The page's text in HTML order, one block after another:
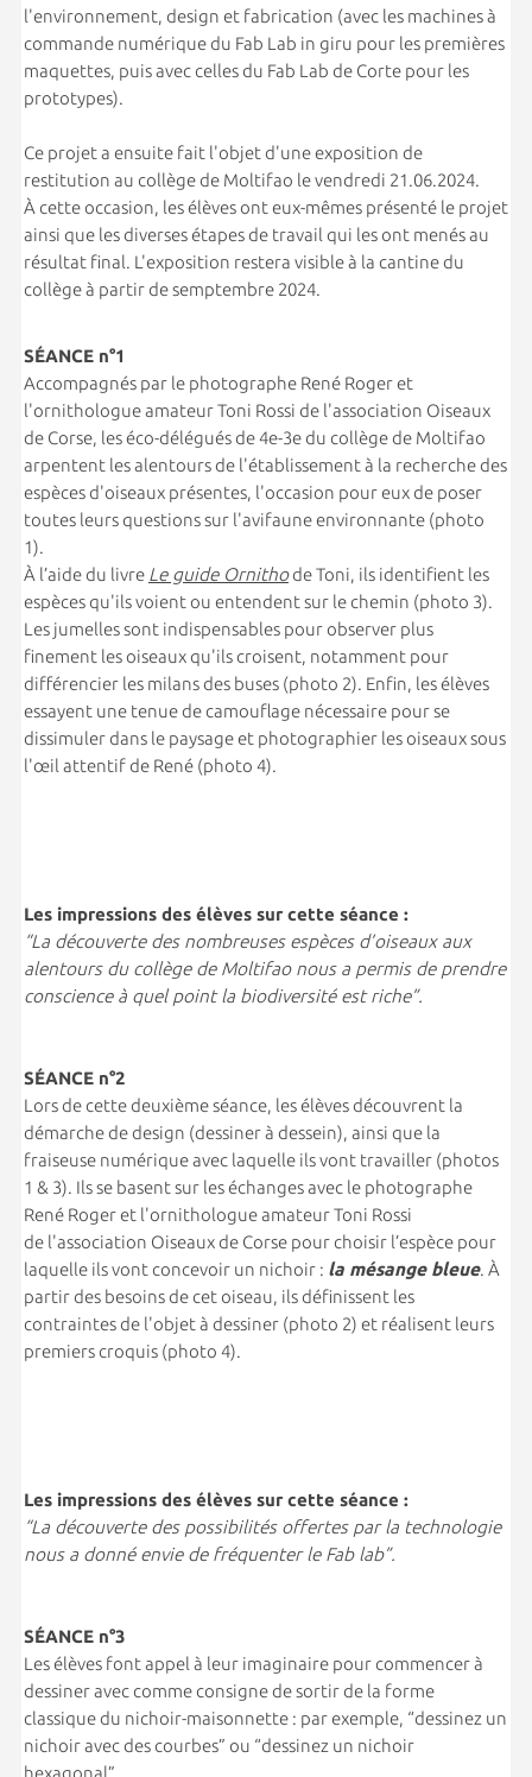
l'environnement, design et fabrication (avec les machines à
commande numérique du Fab Lab in giru pour les premières
maquettes, puis avec celles du Fab Lab de Corte pour les
prototypes).
Ce projet a ensuite fait l'objet d'une exposition de
restitution au collège de Moltifao le vendredi 21.06.2024.
À cette occasion, les élèves ont eux-mêmes présenté le projet
ainsi que les diverses étapes de travail qui les ont menés au
résultat final. L'exposition restera visible à la cantine du
collège à partir de semptembre 2024.
SÉANCE n°1
Accompagnés par le photographe René Roger et
l'ornithologue amateur Toni Rossi de l'association Oiseaux
de Corse, les éco-délégués de 4e-3e du collège de Moltifao
arpentent les alentours de l'établissement à la recherche des
espèces d'oiseaux présentes, l'occasion pour eux de poser
toutes leurs questions sur l'avifaune environnante (photo
1).
À l’aide du livre Le guide Ornithode Toni, ils identifient les
espèces qu'ils voient ou entendent sur le chemin (photo 3).
Les jumelles sont indispensables pour observer plus
finement les oiseaux qu'ils croisent, notamment pour
différencier les milans des buses (photo 2). Enfin, les élèves
essayent une tenue de camouflage nécessaire pour se
dissimuler dans le paysage et photographier les oiseaux sous
l'œil attentif de René (photo 4).
Les impressions des élèves sur cette séance :
“La découverte des nombreuses espèces d’oiseaux aux
alentours du collège de Moltifao nous a permis de prendre
conscience à quel point la biodiversité est riche”.
SÉANCE n°2
Lors de cette deuxième séance, les élèves découvrent la
démarche de design (dessiner à dessein), ainsi que la
fraiseuse numérique avec laquelle ils vont travailler (photos
1 & 3). Ils se basent sur les échanges avec le photographe
René Roger et l'ornithologue amateur Toni Rossi
de l'association Oiseaux de Corse pour choisir l’espèce pour
laquelle ils vont concevoir un nichoir : la mésange bleue. À
partir des besoins de cet oiseau, ils définissent les
contraintes de l'objet à dessiner (photo 2) et réalisent leurs
premiers croquis (photo 4).
Les impressions des élèves sur cette séance :
“La découverte des possibilités offertes par la technologie
nous a donné envie de fréquenter le Fab lab”.
SÉANCE n°3
Les élèves font appel à leur imaginaire pour commencer à
dessiner avec comme consigne de sortir de la forme
classique du nichoir-maisonnette : par exemple, “dessinez un
nichoir avec des courbes” ou “dessinez un nichoir
hexagonal”.